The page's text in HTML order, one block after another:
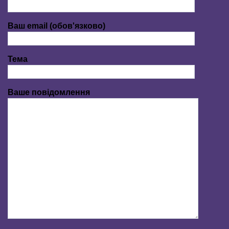
Ваш email (обов'язково)
Тема
Ваше повідомлення